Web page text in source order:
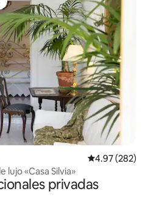
Calificación
4.97 (282)
«Casa Silvia»
privadas